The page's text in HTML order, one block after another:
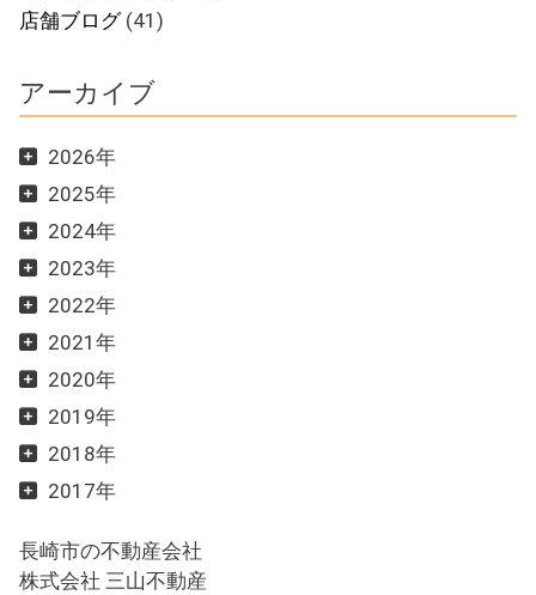
店舗ブログ(41)
アーカイブ
2026年
2025年
2024年
2023年
2022年
2021年
2020年
2019年
2018年
2017年
長崎市の不動産会社
株式会社 三山不動産